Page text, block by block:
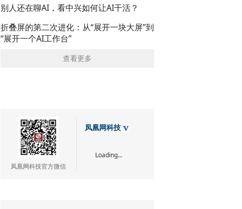
别人还在聊AI，看中兴如何让AI干活？
折叠屏的第二次进化：从“展开一块大屏”到
“展开一个AI工作台”
查看更多
凤凰网科技官方微信
凤凰网科技
Loading...